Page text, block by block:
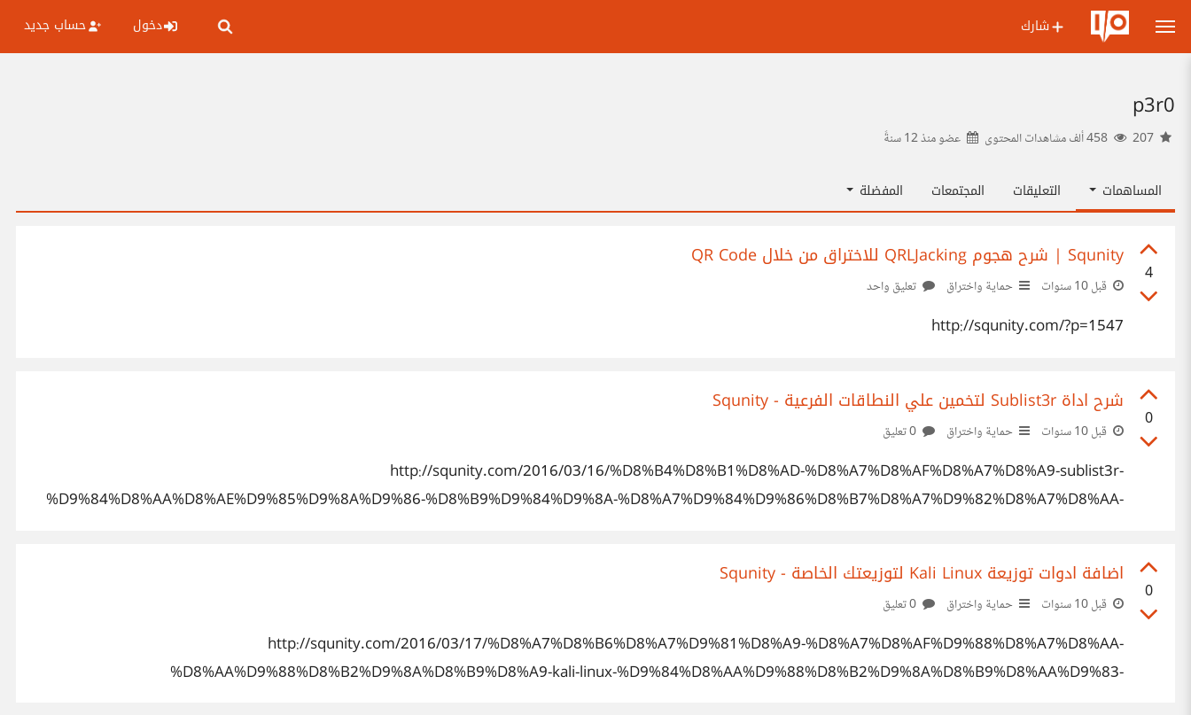
شارك دخول حساب جديد
p3r0
عضو منذ12 سنةً
المساهمات التعليقات المجتمعات المفضلة
4
Squnity | شرح هجوم QRLJacking للاختراق من خلال QR Code
قبل 10 سنوات حماية واختراق تعليق واحد
http://squnity.com/?p=1547
0
شرح اداة Sublist3r لتخمين علي النطاقات الفرعية - Squnity
قبل 10 سنوات حماية واختراق
http://squnity.com/2016/03/16/%D8%B4%D8%B1%D8%AD-%D8%A7%D8%AF%D8%A7%D8%A9-sublist3r-
%D9%84%D8%AA%D8%AE%D9%85%D9%8A%D9%86-%D8%B9%D9%84%D9%8A-%D8%A7%D9%84%D9%86%D8%B7%D8%A7%D9%82%D8%A7%D8%AA-
0
اضافة ادوات توزيعة Kali Linux لتوزيعتك الخاصة - Squnity
قبل 10 سنوات حماية واختراق
http://squnity.com/2016/03/17/%D8%A7%D8%B6%D8%A7%D9%81%D8%A9-%D8%A7%D8%AF%D9%88%D8%A7%D8%AA-
%D8%AA%D9%88%D8%B2%D9%8A%D8%B9%D8%A9-kali-linux-%D9%84%D8%AA%D9%88%D8%B2%D9%8A%D8%B9%D8%AA%D9%83-